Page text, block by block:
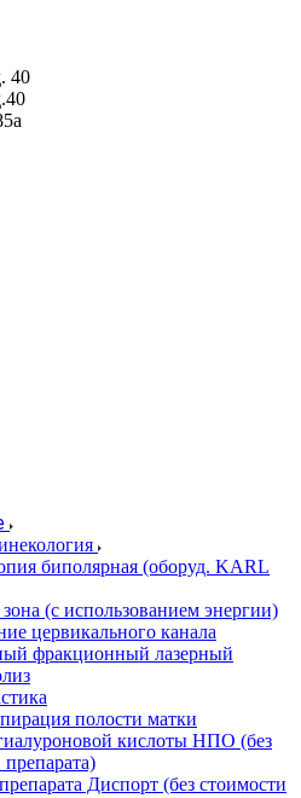
40
биполярная (оборуд. KARL
(с использованием энергии)
цервикального канала
фракционный лазерный
полости матки
кислоты НПО (без
Диспорт (без стоимости